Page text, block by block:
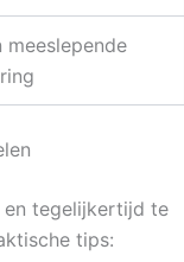
meeslepende
en tegelijkertijd te
tips: